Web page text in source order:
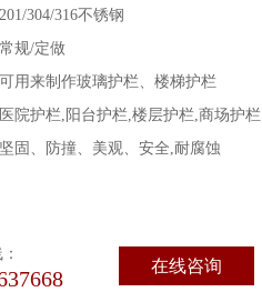
304/316不锈钢
规/定做
用来制作玻璃护栏、楼梯护栏
院护栏,阳台护栏,楼层护栏,商场护栏
固、防撞、美观、安全,耐腐蚀
在线咨询